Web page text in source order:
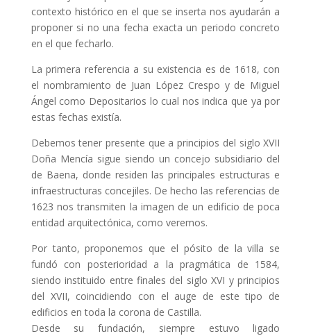
contexto histórico en el que se inserta nos ayudarán a
proponer si no una fecha exacta un periodo concreto
en el que fecharlo.
La primera referencia a su existencia es de 1618, con
el nombramiento de Juan López Crespo y de Miguel
Ángel como Depositarios lo cual nos indica que ya por
estas fechas existía.
Debemos tener presente que a principios del siglo XVII
Doña Mencía sigue siendo un concejo subsidiario del
de Baena, donde residen las principales estructuras e
infraestructuras concejiles. De hecho las referencias de
1623 nos transmiten la imagen de un edificio de poca
entidad arquitectónica, como veremos.
Por tanto, proponemos que el pósito de la villa se
fundó con posterioridad a la pragmática de 1584,
siendo instituido entre finales del siglo XVI y principios
del XVII, coincidiendo con el auge de este tipo de
edificios en toda la corona de Castilla.
Desde su fundación, siempre estuvo ligado